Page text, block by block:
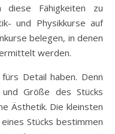
diese Fähigkeiten zu
und Physikkurse auf
belegen, in denen
werden.
Detail haben. Denn
Größe des Stücks
Ästhetik. Die kleinsten
Stücks bestimmen